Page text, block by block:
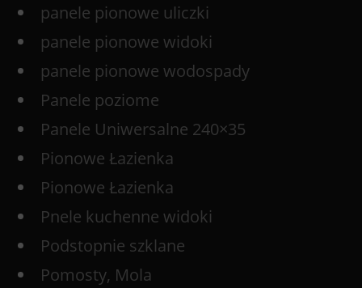
panele pionowe uliczki
panele pionowe widoki
panele pionowe wodospady
Panele poziome
Panele Uniwersalne 240×35
Pionowe Łazienka
Pionowe Łazienka
Pnele kuchenne widoki
Podstopnie szklane
Pomosty, Mola